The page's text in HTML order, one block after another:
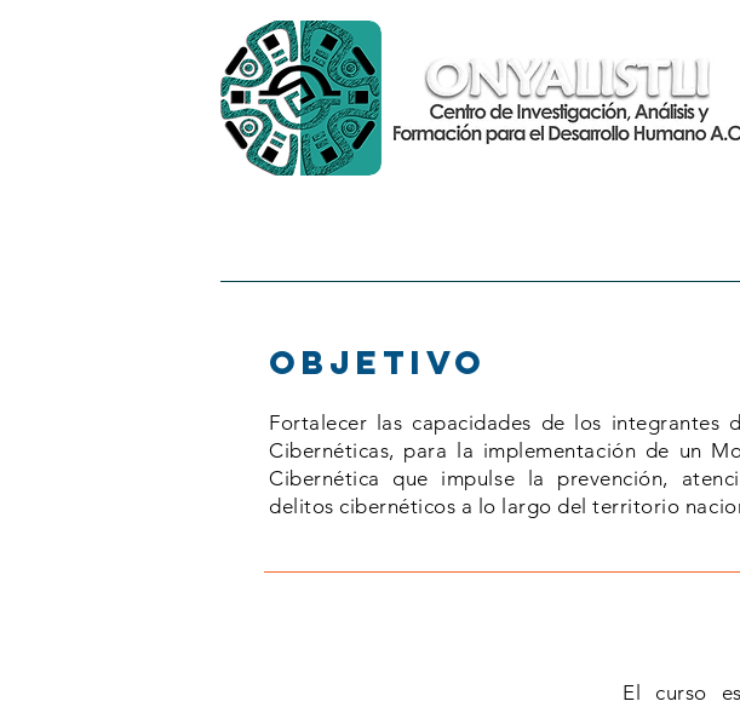
Objetivo
Fortalecer las capacidades de los integrantes
Cibernéticas, para la implementación de un
Cibernética que impulse la prevención,
delitos cibernéticos a lo largo del territorio
El curso